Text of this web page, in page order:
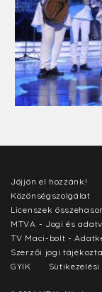
Jöjjön el hozzánk!
Közönségszolgálat
Licenszek
MTVA - Jogi és
TV Maci-bolt -
Szerzői jogi
GYIK